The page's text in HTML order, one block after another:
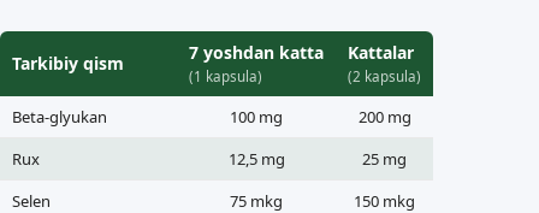
Tarkibiy qism 7 yoshdan katta
(1 kapsula)
Kattalar
(2 kapsula)
Beta-glyukan 100 mg
200 mg
Rux
12,5 mg
25 mg
Selen
75 mkg
150 mkg